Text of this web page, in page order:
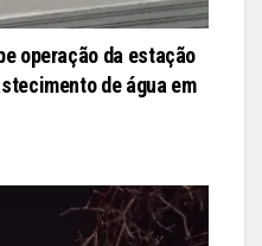
operação da estação
de água em